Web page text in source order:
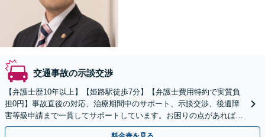
交通事故の示談交渉
【弁護士歴10年以上】【姫路駅徒歩7分】【弁護士費用特約で実質負
担0円】事故直後の対応、治療期間中のサポート、示談交渉、後遺障
害等級申請まで一貫してサポートしています。お困りの点があれば、
どのような内容でも遠慮なくご相談ください。